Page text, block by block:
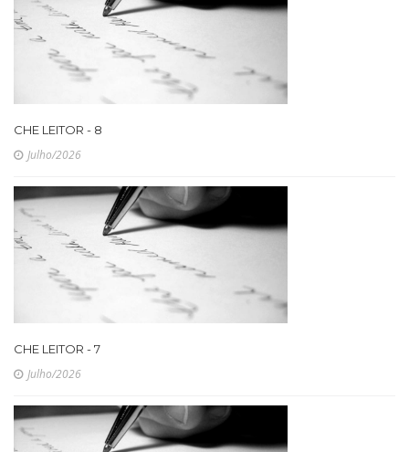
CHE LEITOR - 8
Julho/2026
CHE LEITOR - 7
Julho/2026